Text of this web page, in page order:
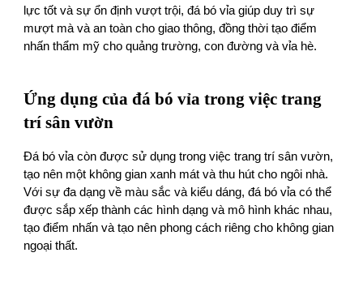
lực tốt và sự ổn định vượt trội, đá bó vỉa giúp duy trì sự
mượt mà và an toàn cho giao thông, đồng thời tạo điểm
nhấn thẩm mỹ cho quảng trường, con đường và vỉa hè.
Ứng dụng của đá bó vỉa trong việc trang
trí sân vườn
Đá bó vỉa còn được sử dụng trong việc trang trí sân vườn,
tạo nên một không gian xanh mát và thu hút cho ngôi nhà.
Với sự đa dạng về màu sắc và kiểu dáng, đá bó vỉa có thể
được sắp xếp thành các hình dạng và mô hình khác nhau,
tạo điểm nhấn và tạo nên phong cách riêng cho không gian
ngoại thất.